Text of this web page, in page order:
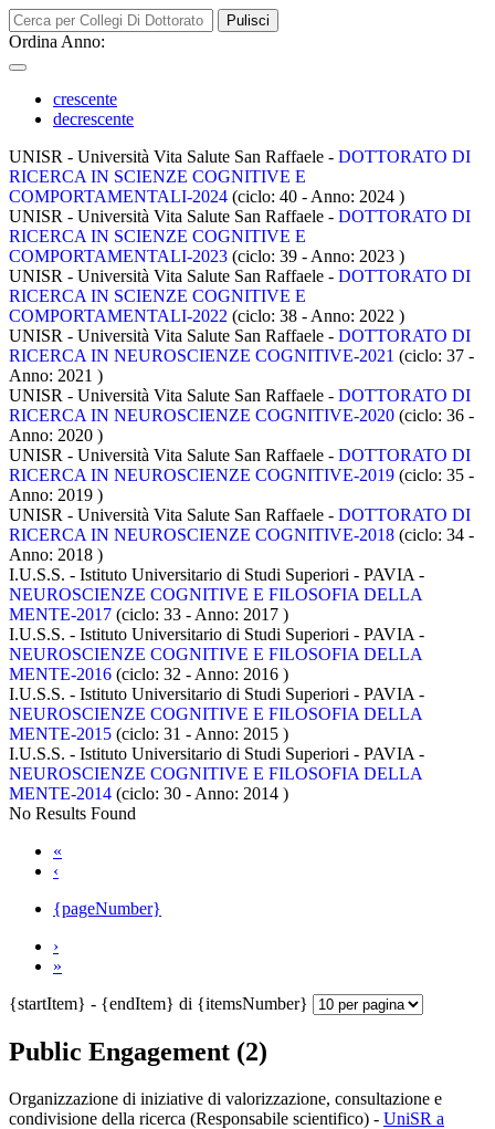
Pulisci
Ordina Anno:
crescente
decrescente
UNISR - Università Vita Salute San Raffaele - DOTTORATO DI
RICERCA IN SCIENZE COGNITIVE E
COMPORTAMENTALI-2024 (ciclo: 40 - Anno: 2024 )
UNISR - Università Vita Salute San Raffaele - DOTTORATO DI
RICERCA IN SCIENZE COGNITIVE E
COMPORTAMENTALI-2023 (ciclo: 39 - Anno: 2023 )
UNISR - Università Vita Salute San Raffaele - DOTTORATO DI
RICERCA IN SCIENZE COGNITIVE E
COMPORTAMENTALI-2022 (ciclo: 38 - Anno: 2022 )
UNISR - Università Vita Salute San Raffaele - DOTTORATO DI
RICERCA IN NEUROSCIENZE COGNITIVE-2021 (ciclo: 37 -
Anno: 2021 )
UNISR - Università Vita Salute San Raffaele - DOTTORATO DI
RICERCA IN NEUROSCIENZE COGNITIVE-2020 (ciclo: 36 -
Anno: 2020 )
UNISR - Università Vita Salute San Raffaele - DOTTORATO DI
RICERCA IN NEUROSCIENZE COGNITIVE-2019 (ciclo: 35 -
Anno: 2019 )
UNISR - Università Vita Salute San Raffaele - DOTTORATO DI
RICERCA IN NEUROSCIENZE COGNITIVE-2018 (ciclo: 34 -
Anno: 2018 )
I.U.S.S. - Istituto Universitario di Studi Superiori - PAVIA -
NEUROSCIENZE COGNITIVE E FILOSOFIA DELLA
MENTE-2017 (ciclo: 33 - Anno: 2017 )
I.U.S.S. - Istituto Universitario di Studi Superiori - PAVIA -
NEUROSCIENZE COGNITIVE E FILOSOFIA DELLA
MENTE-2016 (ciclo: 32 - Anno: 2016 )
I.U.S.S. - Istituto Universitario di Studi Superiori - PAVIA -
NEUROSCIENZE COGNITIVE E FILOSOFIA DELLA
MENTE-2015 (ciclo: 31 - Anno: 2015 )
I.U.S.S. - Istituto Universitario di Studi Superiori - PAVIA -
NEUROSCIENZE COGNITIVE E FILOSOFIA DELLA
MENTE-2014 (ciclo: 30 - Anno: 2014 )
No Results Found
«
‹
{pageNumber}
›
»
{startItem} - {endItem} di {itemsNumber}
Public Engagement (2)
Organizzazione di iniziative di valorizzazione, consultazione e
condivisione della ricerca (Responsabile scientifico) - UniSR a